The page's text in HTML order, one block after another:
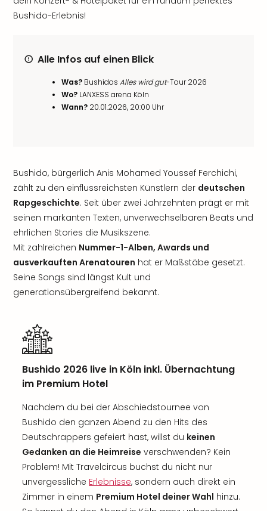
Bushido-Erlebnis!
Alle Infos auf einen Blick
Was? Bushidos Alles wird gut-Tour 2026
Wo? LANXESS arena Köln
Wann? 20.01.2026, 20:00 Uhr
Bushido, bürgerlich Anis Mohamed Youssef Ferchichi,
zählt zu den einflussreichsten Künstlern der deutschen
Rapgeschichte. Seit über zwei Jahrzehnten prägt er mit
seinen markanten Texten, unverwechselbaren Beats und
ehrlichen Stories die Musikszene.
Mit zahlreichen Nummer-1-Alben, Awards und
ausverkauften Arenatouren hat er Maßstäbe gesetzt.
Seine Songs sind längst Kult und
generationsübergreifend bekannt.
Bushido 2026 live in Köln inkl. Übernachtung
im Premium Hotel
Nachdem du bei der Abschiedstournee von
Bushido den ganzen Abend zu den Hits des
Deutschrappers gefeiert hast, willst du keinen
Gedanken an die Heimreise verschwenden? Kein
Problem! Mit Travelcircus buchst du nicht nur
unvergessliche Erlebnisse, sondern auch direkt ein
Zimmer in einem Premium Hotel deiner Wahl hinzu.